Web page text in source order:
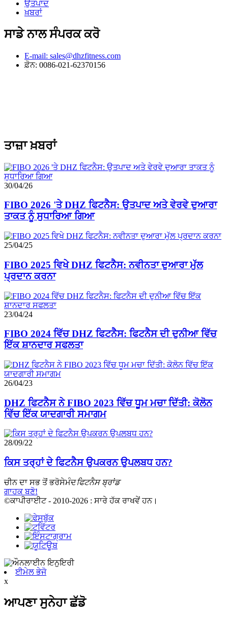
ਉਤਪਾਦ
ਖ਼ਬਰਾਂ
ਸਾਡੇ ਨਾਲ ਸੰਪਰਕ ਕਰੋ
E-mail: sales@dhzfitness.com
ਫ਼ੋਨ: 0086-021-62370156
ਤਾਜ਼ਾ ਖ਼ਬਰਾਂ
30/04/26
FIBO 2026 'ਤੇ DHZ ਫਿਟਨੈਸ: ਉਤਪਾਦ ਅਤੇ ਵੇਰਵੇ ਦੁਆਰਾ
ਤਾਕਤ ਨੂੰ ਸੁਧਾਰਿਆ ਗਿਆ
25/04/25
FIBO 2025 ਵਿਖੇ DHZ ਫਿਟਨੈਸ: ਨਵੀਨਤਾ ਦੁਆਰਾ ਮੁੱਲ
ਪ੍ਰਦਾਨ ਕਰਨਾ
23/04/24
FIBO 2024 ਵਿੱਚ DHZ ਫਿਟਨੈਸ: ਫਿਟਨੈਸ ਦੀ ਦੁਨੀਆ ਵਿੱਚ
ਇੱਕ ਸ਼ਾਨਦਾਰ ਸਫਲਤਾ
26/04/23
DHZ ਫਿਟਨੈਸ ਨੇ FIBO 2023 ਵਿੱਚ ਧੂਮ ਮਚਾ ਦਿੱਤੀ: ਕੋਲੋਨ
ਵਿੱਚ ਇੱਕ ਯਾਦਗਾਰੀ ਸਮਾਗਮ
28/09/22
ਕਿਸ ਤਰ੍ਹਾਂ ਦੇ ਫਿਟਨੈਸ ਉਪਕਰਨ ਉਪਲਬਧ ਹਨ?
ਚੀਨ ਦਾ ਸਭ ਤੋਂ ਭਰੋਸੇਮੰਦਫਿਟਨੈਸ ਬ੍ਰਾਂਡ
ਗਾਹਕ ਬਣੋ!
©ਕਾਪੀਰਾਈਟ - 2010-2026 : ਸਾਰੇ ਹੱਕ ਰਾਖਵੇਂ ਹਨ।
ਈਮੇਲ ਭੇਜੋ
x
ਆਪਣਾ ਸੁਨੇਹਾ ਛੱਡੋ